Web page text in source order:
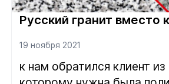
Русский гранит вместо
19 ноября 2021
к нам обратился клиент